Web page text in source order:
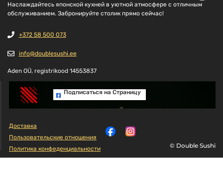
Наслаждайтесь японской кухней в уютной атмосфере с отличным
обслуживанием. Забронируйте столик прямо сейчас!
+372 58 500 073
info@doublesushi.ee
Aden OÜ, registrikood 14553837
Подписаться на Cтраницу
Доставка
Пользовательские отношения
Политика конфеденциальности
© Double Sushi